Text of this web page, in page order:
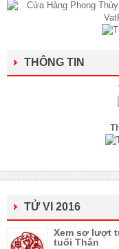
THÔNG TIN
TỬ VI 2016
Xem sơ lượt
tuổi Thân